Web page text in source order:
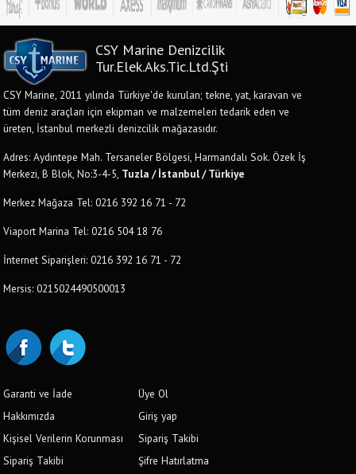
CSY Marine Denizcilik
Tur.Elek.Aks.Tic.Ltd.Şti
CSY Marine, 2011 yılında Türkiye'de kurulan; tekne, yat, karavan ve
tüm deniz araçları için ekipman ve malzemeleri tedarik eden ve
üreten, İstanbul merkezli denizcilik mağazasıdır.
Adres: Aydıntepe Mah. Tersaneler Bölgesi, Harmandalı Sok. Özek İş
Merkezi, B Blok, No:3-4-5, Tuzla / İstanbul / Türkiye
Merkez Mağaza Tel: 0216 392 16 71 - 72
Viaport Marina Tel: 0216 504 18 76
İnternet Siparişleri: 0216 392 16 71 - 72
Mersis: 0215024490500013
Garanti ve İade
Hakkımızda
Kişisel Verilerin Korunması
Sipariş Takibi
Üye Ol
Giriş yap
Sipariş Takibi
Şifre Hatırlatma